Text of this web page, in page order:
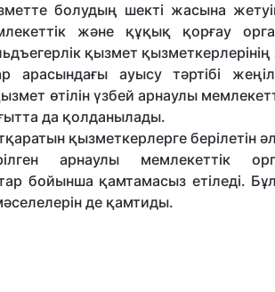
болудың шекті жасына
және құқық қорғау
қызмет
арасындағы ауысу тәртібі
өтілін үзбей арнаулы
да қолданылады.
қызметкерлерге берілетін
арнаулы мемлекеттік
бойынша қамтамасыз етіледі.
де қамтиды.